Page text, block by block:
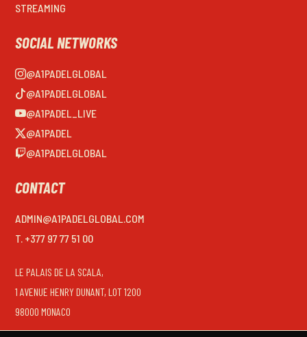
STREAMING
SOCIAL NETWORKS
@A1PADELGLOBAL
@A1PADELGLOBAL
@A1PADEL_LIVE
@A1PADEL
@A1PADELGLOBAL
CONTACT
ADMIN@A1PADELGLOBAL.COM
T. +377 97 77 51 00
LE PALAIS DE LA SCALA,
1 AVENUE HENRY DUNANT, LOT 1200
98000 MONACO